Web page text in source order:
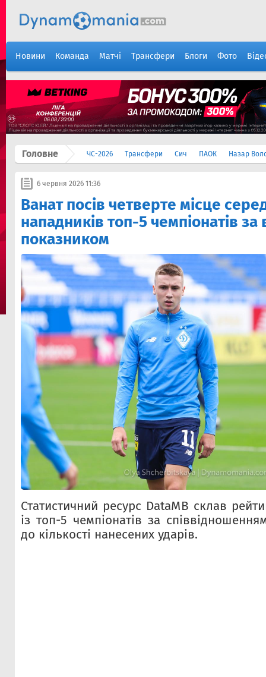
Новини Команда Матчі Трансфери Блоги Фото
Головне ЧС-2026 Трансфери Сич ПАОК Назар
6 червня 2026 11:36
Ванат посів четверте місце
нападників топ-5 чемпіонатів
показником
Статистичний ресурс DataMB склав
із топ-5 чемпіонатів за
до кількості нанесених ударів.